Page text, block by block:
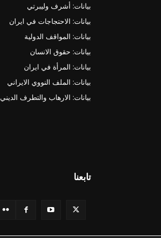
بيانات: أشرف وليبرتي
بيانات: الاحتجاجات في ايران
بيانات: المواقف الدولية
بيانات: حقوق الانسان
بيانات: المرأة في ايران
بيانات: الملف النووي الايراني
بيانات: الارهاب والتطرف الديني
تابعنا